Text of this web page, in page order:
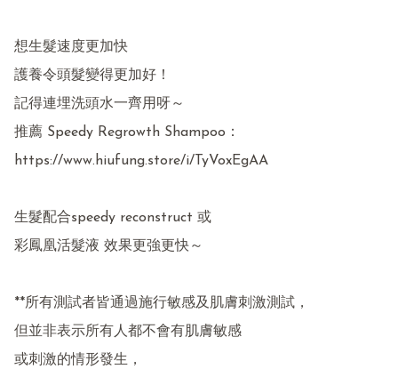
想生髮速度更加快
護養令頭髮變得更加好！
記得連埋洗頭水一齊用呀～
推薦 Speedy Regrowth Shampoo：
https://www.hiufung.store/i/TyVoxEgAA
生髮配合speedy reconstruct 或
彩鳳凰活髮液 效果更強更快～
**所有測試者皆通過施行敏感及肌膚刺激測試，
但並非表示所有人都不會有肌膚敏感
或刺激的情形發生，